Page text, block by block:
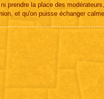
prendre la place des
et qu'on puisse échanger